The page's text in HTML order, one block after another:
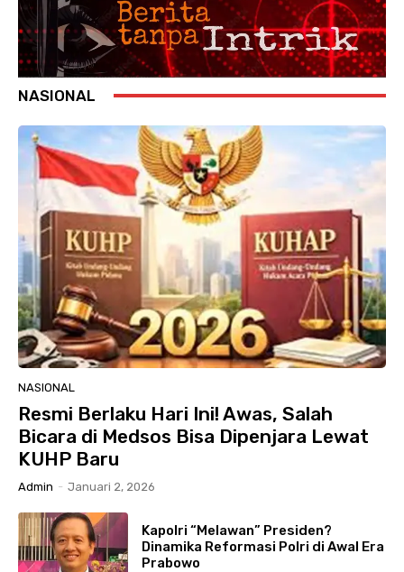
NASIONAL
NASIONAL
Resmi Berlaku Hari Ini! Awas, Salah
Bicara di Medsos Bisa Dipenjara Lewat
KUHP Baru
Admin - Januari 2, 2026
Kapolri “Melawan” Presiden?
Dinamika Reformasi Polri di Awal Era
Prabowo